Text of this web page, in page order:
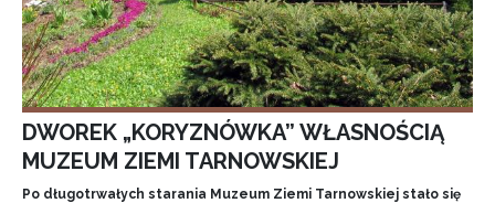
DWOREK „KORYZNÓWKA” WŁASNOŚCIĄ
MUZEUM ZIEMI TARNOWSKIEJ
Po długotrwałych starania Muzeum Ziemi Tarnowskiej stało się